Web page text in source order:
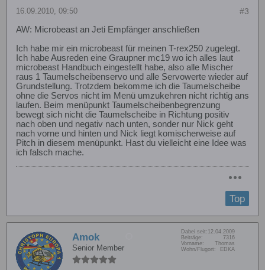
#3
16.09.2010, 09:50
AW: Microbeast an Jeti Empfänger anschließen
Ich habe mir ein microbeast für meinen T-rex250 zugelegt.
Ich habe Ausreden eine Graupner mc19 wo ich alles laut
microbeast Handbuch eingestellt habe, also alle Mischer
raus 1 Taumelscheibenservo und alle Servowerte wieder auf
Grundstellung. Trotzdem bekomme ich die Taumelscheibe
ohne die Servos nicht im Menü umzukehren nicht richtig ans
laufen. Beim menüpunkt Taumelscheibenbegrenzung
bewegt sich nicht die Taumelscheibe in Richtung positiv
nach oben und negativ nach unten, sonder nur Nick geht
nach vorne und hinten und Nick liegt komischerweise auf
Pitch in diesem menüpunkt. Hast du vielleicht eine Idee was
ich falsch mache.
Top
Amok
Senior Member
Dabei seit: 12.04.2009
Beiträge:
7316
Vorname:
Thomas
Wohn/Flugort:
EDKA